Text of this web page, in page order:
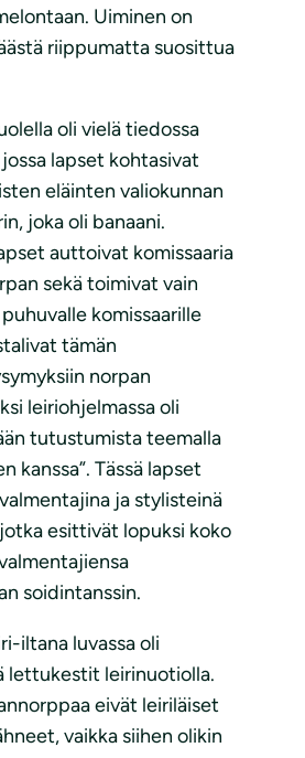
Uiminen on
riippumatta suosittua
oli vielä tiedossa
lapset kohtasivat
eläinten valiokunnan
joka oli banaani.
auttoivat komissaaria
sekä toimivat vain
komissaarille
tämän
norpan
leiriohjelmassa oli
tutustumista teemalla
kanssa”. Tässä lapset
ja stylisteinä
esittivät lopuksi koko
soidintanssin.
iltana luvassa oli
lettukestit leirinuotiolla.
eivät leiriläiset
vaikka siihen olikin